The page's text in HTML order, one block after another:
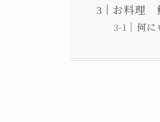
お料理
何に